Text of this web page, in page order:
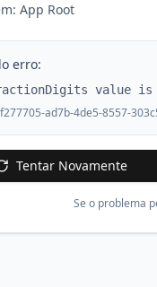
App Root
erro:
value
ad7b-4de5-8557-
Tentar Novamente
Se o problema